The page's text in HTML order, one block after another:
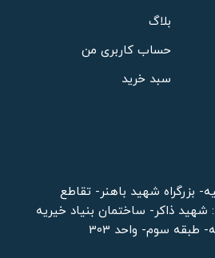
بلاگ
حساب کاربری من
سبد خرید
بزرگراه شهید باهنر- تقاطع
شهید ذاکر- ساختمان بنیاد خیریه
طبقه سوم- واحد 303